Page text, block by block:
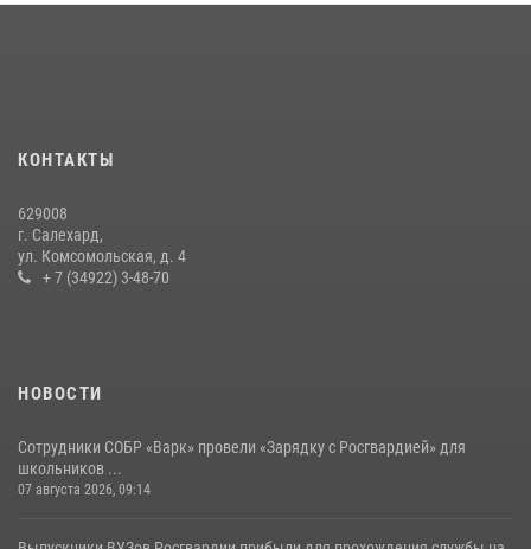
20 июля 2026, 09:03
КОНТАКТЫ
629008
г. Салехард,
ул. Комсомольская, д. 4
+ 7 (34922) 3-48-70
НОВОСТИ
Сотрудники СОБР «Варк» провели «Зарядку с Росгвардией» для
школьников ...
07 августа 2026, 09:14